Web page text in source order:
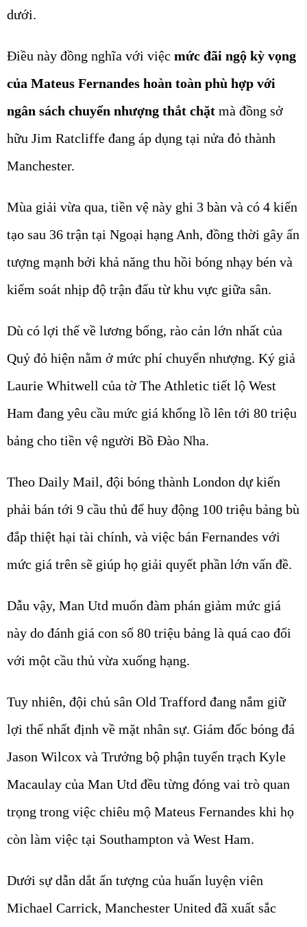
dưới.
Điều này đồng nghĩa với việc mức đãi ngộ kỳ vọng
của Mateus Fernandes hoàn toàn phù hợp với
ngân sách chuyển nhượng thắt chặt mà đồng sở
hữu Jim Ratcliffe đang áp dụng tại nửa đỏ thành
Manchester.
Mùa giải vừa qua, tiền vệ này ghi 3 bàn và có 4 kiến
tạo sau 36 trận tại Ngoại hạng Anh, đồng thời gây ấn
tượng mạnh bởi khả năng thu hồi bóng nhạy bén và
kiểm soát nhịp độ trận đấu từ khu vực giữa sân.
Dù có lợi thế về lương bổng, rào cản lớn nhất của
Quỷ đỏ hiện nằm ở mức phí chuyển nhượng. Ký giả
Laurie Whitwell của tờ The Athletic tiết lộ West
Ham đang yêu cầu mức giá khổng lồ lên tới 80 triệu
bảng cho tiền vệ người Bồ Đào Nha.
Theo Daily Mail, đội bóng thành London dự kiến
phải bán tới 9 cầu thủ để huy động 100 triệu bảng bù
đắp thiệt hại tài chính, và việc bán Fernandes với
mức giá trên sẽ giúp họ giải quyết phần lớn vấn đề.
Dẫu vậy, Man Utd muốn đàm phán giảm mức giá
này do đánh giá con số 80 triệu bảng là quá cao đối
với một cầu thủ vừa xuống hạng.
Tuy nhiên, đội chủ sân Old Trafford đang nắm giữ
lợi thế nhất định về mặt nhân sự. Giám đốc bóng đá
Jason Wilcox và Trưởng bộ phận tuyển trạch Kyle
Macaulay của Man Utd đều từng đóng vai trò quan
trọng trong việc chiêu mộ Mateus Fernandes khi họ
còn làm việc tại Southampton và West Ham.
Dưới sự dẫn dắt ấn tượng của huấn luyện viên
Michael Carrick, Manchester United đã xuất sắc